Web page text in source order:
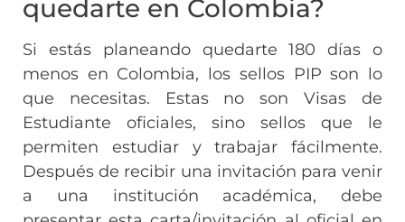
quedarte en Colombia?
Si estás planeando quedarte 180 días o
menos en Colombia, los sellos PIP son lo
que necesitas. Estas no son Visas de
Estudiante oficiales, sino sellos que le
permiten estudiar y trabajar fácilmente.
Después de recibir una invitación para venir
a una institución académica, debe